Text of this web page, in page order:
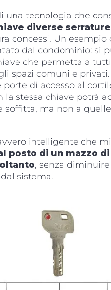
una tecnologia che
diverse serrature
concessi. Un
dal condominio: si
che permetta a
spazi comuni e privati.
porte di accesso al
la stessa chiave potrà
soffitta, ma non a
intelligente che
posto di un mazzo
, senza
sistema.